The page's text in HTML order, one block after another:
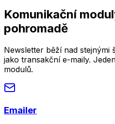
Komunikační
pohromadě
Newsletter běží nad stejnými
jako transakční e-maily.
modulů.
Emailer